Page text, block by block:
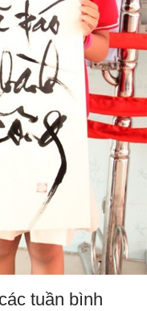
tuần bình